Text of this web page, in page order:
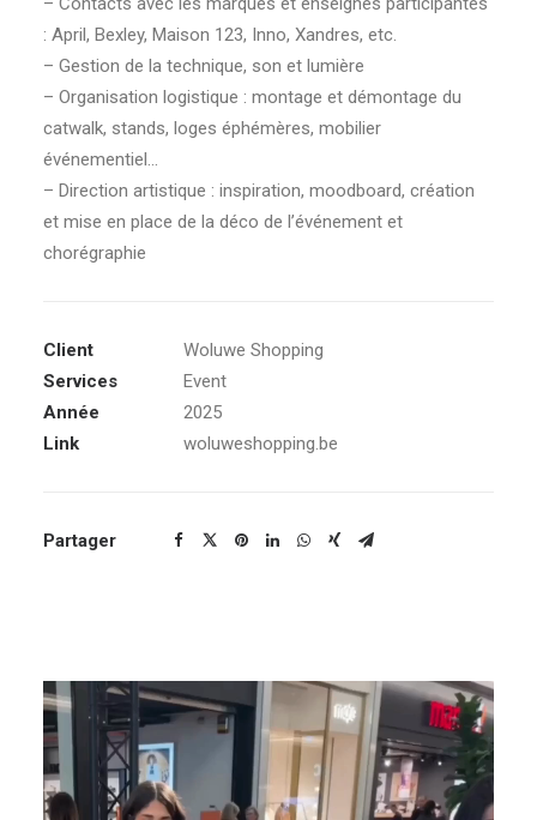
: April, Bexley, Maison 123, Inno, Xandres, etc.
– Gestion de la technique, son et lumière
– Organisation logistique : montage et démontage du
catwalk, stands, loges éphémères, mobilier
événementiel…
– Direction artistique : inspiration, moodboard, création
et mise en place de la déco de l’événement et
chorégraphie
Client
Woluwe Shopping
Services
Event
Année
2025
Link
woluweshopping.be
Partager